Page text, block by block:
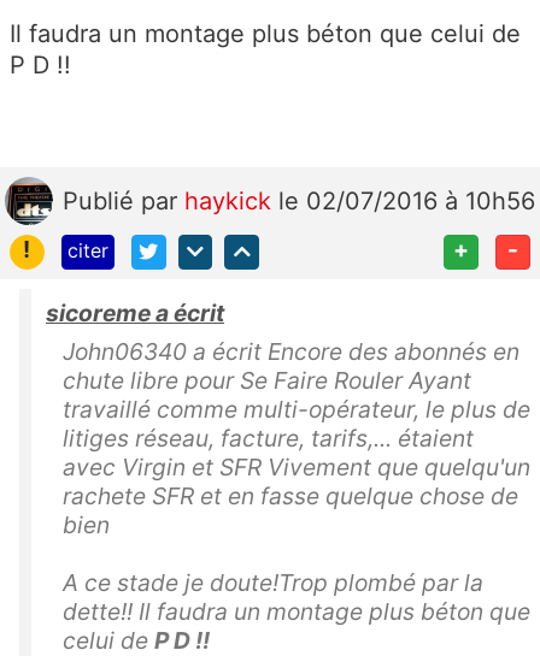
Il faudra un montage plus béton que celui de
P D !!
Publié par haykick le 02/07/2016 à 10h56
!
citer + -
sicoreme a écrit
John06340 a écrit Encore des abonnés en
chute libre pour Se Faire Rouler Ayant
travaillé comme multi-opérateur, le plus de
litiges réseau, facture, tarifs,... étaient
avec Virgin et SFR Vivement que quelqu'un
rachete SFR et en fasse quelque chose de
bien
A ce stade je doute!Trop plombé par la
dette!! Il faudra un montage plus béton que
celui de P D !!